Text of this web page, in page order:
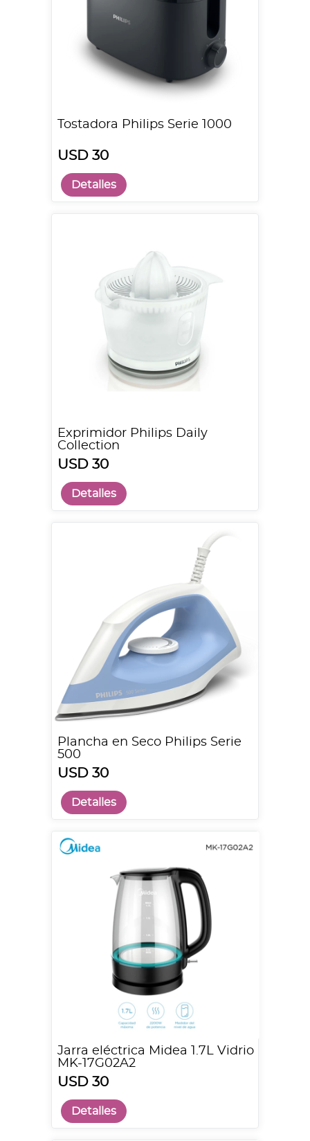
Tostadora Philips Serie 1000
USD 30
Detalles
Exprimidor Philips Daily
Collection
USD 30
Detalles
Plancha en Seco Philips Serie
500
USD 30
Detalles
Jarra eléctrica Midea 1.7L Vidrio
MK-17G02A2
USD 30
Detalles